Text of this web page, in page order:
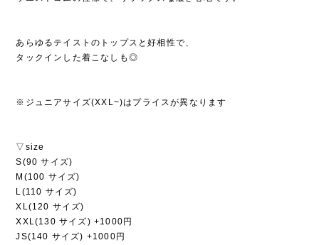
あらゆるテイストのトップスと好相性で、
タックインした着こなしも◎
※ジュニアサイズ(XXL~)はプライスが異なります
▽size
S(90 サイズ)
M(100 サイズ)
L(110 サイズ)
XL(120 サイズ)
XXL(130 サイズ) +1000円
JS(140 サイズ) +1000円